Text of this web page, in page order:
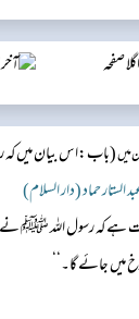
میں(باب:اس بیان میں
کہ رسول اللہ ﷺ نے
میں جائے گا۔‘‘